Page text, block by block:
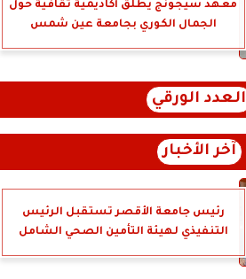
معهد سيجونج يطلق أكاديمية ثقافية حول
الجمال الكوري بجامعة عين شمس
العدد الورقي
آخر الأخبار
رئيس جامعة الأقصر تستقبل الرئيس
التنفيذي لهيئة التأمين الصحي الشامل